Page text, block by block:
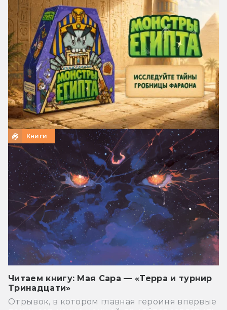
Книги
Читаем книгу: Мая Сара — «Терра и турнир
Тринадцати»
Отрывок, в котором главная героиня впервые